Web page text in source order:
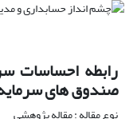
رابطه احساسات
صندوق های